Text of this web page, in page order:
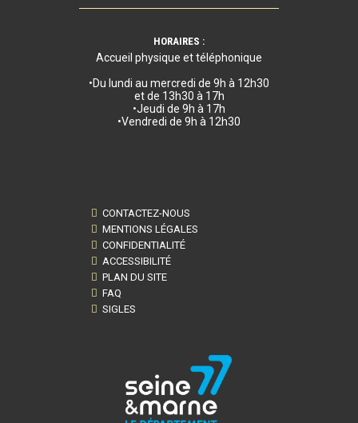
HORAIRES :
Accueil physique et téléphonique
•Du lundi au mercredi de 9h à 12h30
et de 13h30 à 17h
•Jeudi de 9h à 17h
•Vendredi de 9h à 12h30
CONTACTEZ-NOUS
MENTIONS LÉGALES
CONFIDENTIALITÉ
ACCESSIBILITÉ
PLAN DU SITE
FAQ
SIGLES